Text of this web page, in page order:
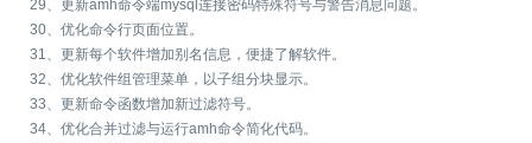
29、更新amh命令端mysql连接密码特殊符号与警告消息问题。
30、优化命令行页面位置。
31、更新每个软件增加别名信息，便捷了解软件。
32、优化软件组管理菜单，以子组分块显示。
33、更新命令函数增加新过滤符号。
34、优化合并过滤与运行amh命令简化代码。